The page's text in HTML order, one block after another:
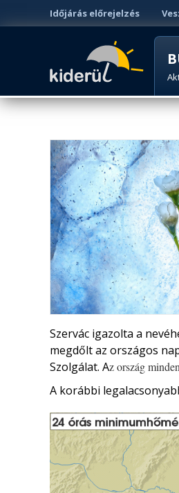
Időjárás előrejelzés
Szervác igazolta a
megdőlt az országos
Szolgálat. Az ország
A korábbi